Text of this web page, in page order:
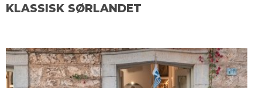
KLASSISK SØRLANDET